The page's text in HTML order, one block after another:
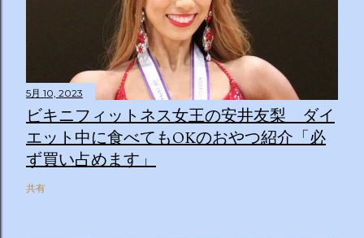
5月 10, 2023
ビキニフィットネス女王の安井友梨 ダイ
エット中に食べてもOKのおやつ紹介「必
ず買い占めます」
共有